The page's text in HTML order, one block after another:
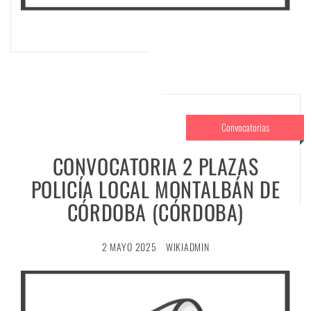
Convocatorias
CONVOCATORIA 2 PLAZAS
POLICÍA LOCAL MONTALBÁN DE
CÓRDOBA (CÓRDOBA)
2 MAYO 2025 WIKIADMIN